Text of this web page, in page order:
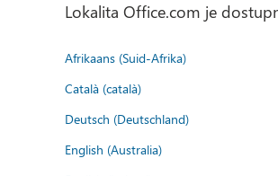
Lokalita Office.com je
Afrikaans (Suid-Afrika)
Català (català)
Deutsch (Deutschland)
English (Australia)